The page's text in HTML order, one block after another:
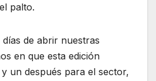
palto.
días de abrir nuestras
en que esta edición
un después para el sector,